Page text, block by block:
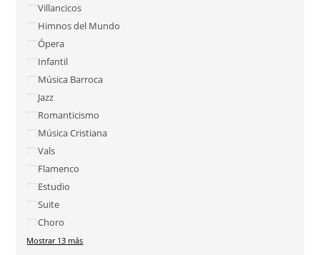
Villancicos
Himnos del Mundo
Ópera
Infantil
Música Barroca
Jazz
Romanticismo
Música Cristiana
Vals
Flamenco
Estudio
Suite
Choro
Mostrar 13 más